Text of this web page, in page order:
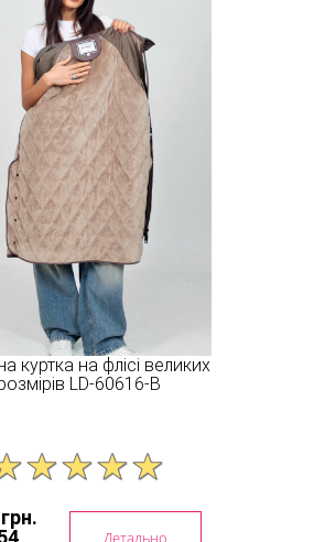
куртка на флісі великих
LD-60616-B
Детально